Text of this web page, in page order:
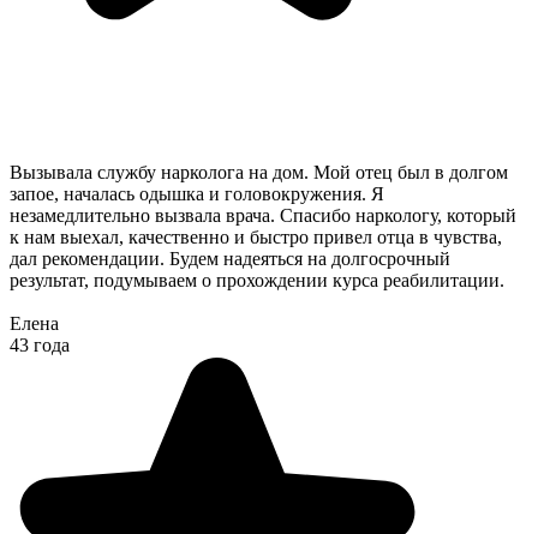
Вызывала службу нарколога на дом. Мой отец был в долгом
запое, началась одышка и головокружения. Я
незамедлительно вызвала врача. Спасибо наркологу, который
к нам выехал, качественно и быстро привел отца в чувства,
дал рекомендации. Будем надеяться на долгосрочный
результат, подумываем о прохождении курса реабилитации.
Елена
43 года